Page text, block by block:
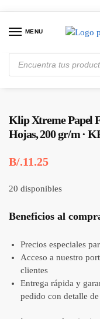
MENU
Inicio / Consumibles y Media
Klip Xtreme Papel
Hojas, 200 gr/m ·
B/.11.25
20 disponibles
Beneficios al
Precios especiales
Acceso a nuestro
clientes
Entrega rápida y
pedido con detalle